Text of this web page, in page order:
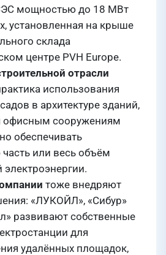
мощностью до 18 МВт
установленная на крыше
склада
центре PVH Europe.
отрасли
использования
в архитектуре зданий,
офисным сооружениям
обеспечивать
или весь объём
тоже внедряют
«ЛУКОЙЛ», «Сибур»
развивают собственные
для
удалённых площадок,